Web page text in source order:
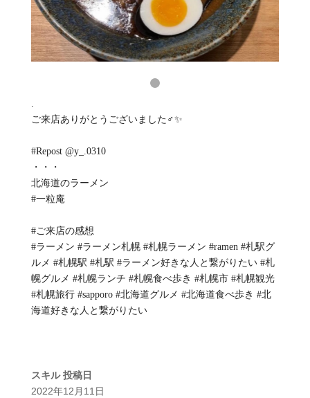
ご来店ありがとうございました‍♂️✨
#Repost @y_.0310
・・・
北海道のラーメン
#一粒庵
#ご来店の感想
#ラーメン #ラーメン札幌 #札幌ラーメン #ramen #札駅グ
ルメ #札幌駅 #札駅 #ラーメン好きな人と繋がりたい #札
幌グルメ #札幌ランチ #札幌食べ歩き #札幌市 #札幌観光
#札幌旅行 #sapporo #北海道グルメ #北海道食べ歩き #北
海道好きな人と繋がりたい
スキル 投稿日
2022年12月11日